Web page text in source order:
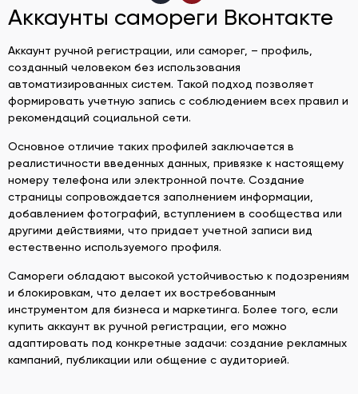
Аккаунты самореги Вконтакте
Аккаунт ручной регистрации, или саморег, – профиль,
созданный человеком без использования
автоматизированных систем. Такой подход позволяет
формировать учетную запись с соблюдением всех правил и
рекомендаций социальной сети.
Основное отличие таких профилей заключается в
реалистичности введенных данных, привязке к настоящему
номеру телефона или электронной почте. Создание
страницы сопровождается заполнением информации,
добавлением фотографий, вступлением в сообщества или
другими действиями, что придает учетной записи вид
естественно используемого профиля.
Самореги обладают высокой устойчивостью к подозрениям
и блокировкам, что делает их востребованным
инструментом для бизнеса и маркетинга. Более того, если
купить аккаунт вк ручной регистрации, его можно
адаптировать под конкретные задачи: создание рекламных
кампаний, публикации или общение с аудиторией.